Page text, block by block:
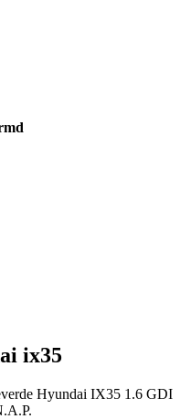
ix35
Hyundai IX35 1.6 GDI